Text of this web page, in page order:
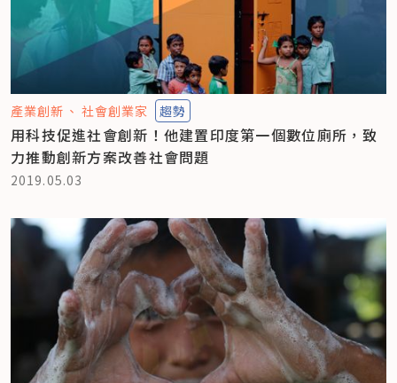
產業創新 社會創業家 趨勢
用科技促進社會創新！他建置印度第一個數位廁所，致
力推動創新方案改善社會問題
2019.05.03